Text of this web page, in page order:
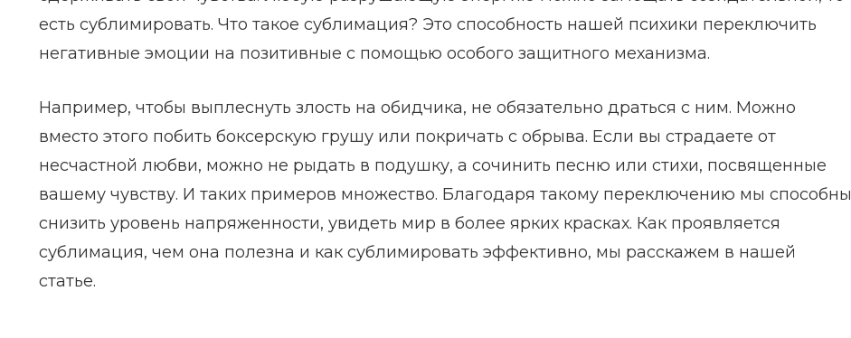
есть сублимировать. Что такое сублимация? Это способность нашей психики переключить
негативные эмоции на позитивные с помощью особого защитного механизма.
Например, чтобы выплеснуть злость на обидчика, не обязательно драться с ним. Можно
вместо этого побить боксерскую грушу или покричать с обрыва. Если вы страдаете от
несчастной любви, можно не рыдать в подушку, а сочинить песню или стихи, посвященные
вашему чувству. И таких примеров множество. Благодаря такому переключению мы способны
снизить уровень напряженности, увидеть мир в более ярких красках. Как проявляется
сублимация, чем она полезна и как сублимировать эффективно, мы расскажем в нашей
статье.